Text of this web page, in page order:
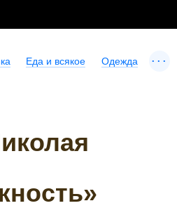
Еда и всякое Одежда ...